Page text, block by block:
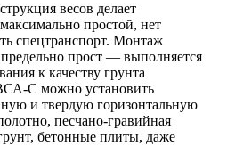
весов делает
простой, нет
спецтранспорт. Монтаж
прост — выполняется
к качеству грунта
С можно установить
и твердую горизонтальную
песчано-гравийная
бетонные плиты, даже